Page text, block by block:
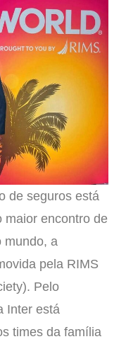
de seguros está
maior encontro de
mundo, a
pela RIMS
Pelo
Inter está
times da família